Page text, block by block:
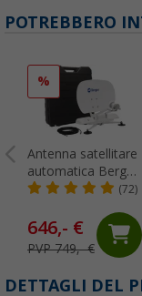
POTREBBERO
%
Antenna satellitare
automatica Berger
Pathfinder 2.0
(72)
646,- €
PVP 749,- €
DETTAGLI DEL